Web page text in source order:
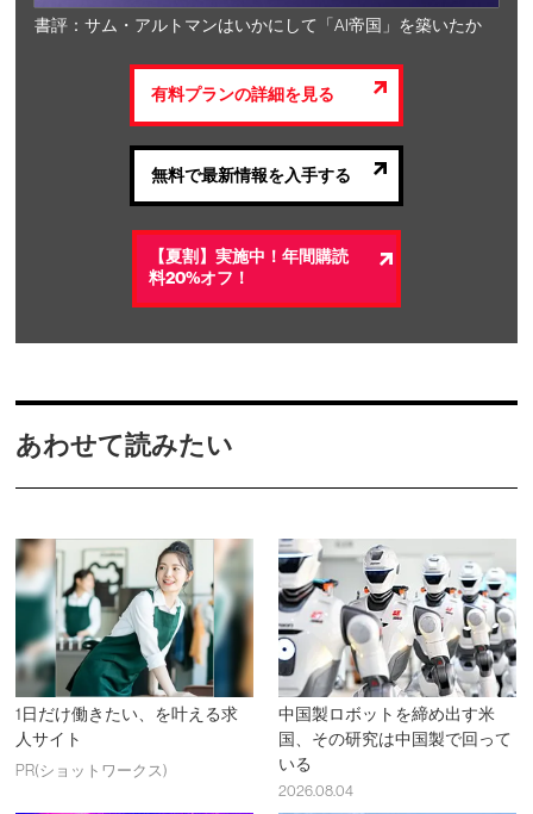
書評：サム・アルトマンはいかにして「AI帝国」を築いたか
有料プランの詳細を見る
無料で最新情報を入手する
【夏割】実施中！年間購読
料20%オフ！
あわせて読みたい
1日だけ働きたい、を叶える求
人サイト
PR(ショットワークス)
中国製ロボットを締め出す米
国、その研究は中国製で回って
いる
2026.08.04